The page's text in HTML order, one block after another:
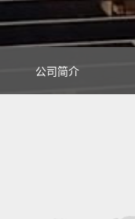
公司简介